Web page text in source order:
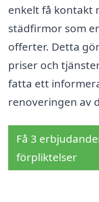
enkelt få kontakt
städfirmor som
offerter. Detta
priser och
fatta ett
renoveringen av
Få 3
förpliktelser